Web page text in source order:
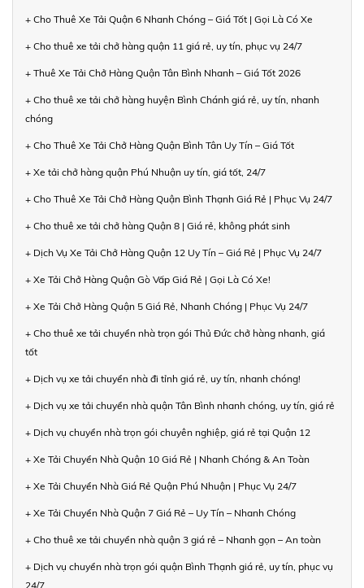
+ Cho Thuê Xe Tải Quận 6 Nhanh Chóng – Giá Tốt | Gọi Là Có Xe
+ Cho thuê xe tải chở hàng quận 11 giá rẻ, uy tín, phục vụ 24/7
+ Thuê Xe Tải Chở Hàng Quận Tân Bình Nhanh – Giá Tốt 2026
+ Cho thuê xe tải chở hàng huyện Bình Chánh giá rẻ, uy tín, nhanh
chóng
+ Cho Thuê Xe Tải Chở Hàng Quận Bình Tân Uy Tín – Giá Tốt
+ Xe tải chở hàng quận Phú Nhuận uy tín, giá tốt, 24/7
+ Cho Thuê Xe Tải Chở Hàng Quận Bình Thạnh Giá Rẻ | Phục Vụ 24/7
+ Cho thuê xe tải chở hàng Quận 8 | Giá rẻ, không phát sinh
+ Dịch Vụ Xe Tải Chở Hàng Quận 12 Uy Tín – Giá Rẻ | Phục Vụ 24/7
+ Xe Tải Chở Hàng Quận Gò Vấp Giá Rẻ | Gọi Là Có Xe!
+ Xe Tải Chở Hàng Quận 5 Giá Rẻ, Nhanh Chóng | Phục Vụ 24/7
+ Cho thuê xe tải chuyển nhà trọn gói Thủ Đức chở hàng nhanh, giá
tốt
+ Dịch vụ xe tải chuyển nhà đi tỉnh giá rẻ, uy tín, nhanh chóng!
+ Dịch vụ xe tải chuyển nhà quận Tân Bình nhanh chóng, uy tín, giá rẻ
+ Dịch vụ chuyển nhà trọn gói chuyên nghiệp, giá rẻ tại Quận 12
+ Xe Tải Chuyển Nhà Quận 10 Giá Rẻ | Nhanh Chóng & An Toàn
+ Xe Tải Chuyển Nhà Giá Rẻ Quận Phú Nhuận | Phục Vụ 24/7
+ Xe Tải Chuyển Nhà Quận 7 Giá Rẻ – Uy Tín – Nhanh Chóng
+ Cho thuê xe tải chuyển nhà quận 3 giá rẻ – Nhanh gọn – An toàn
+ Dịch vụ chuyển nhà trọn gói quận Bình Thạnh giá rẻ, uy tín, phục vụ
24/7